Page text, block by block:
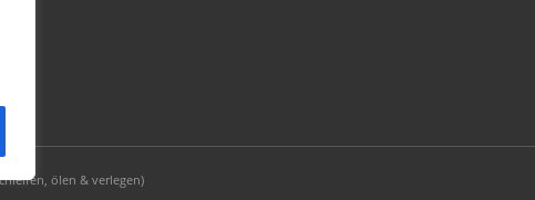
ölen & verlegen)